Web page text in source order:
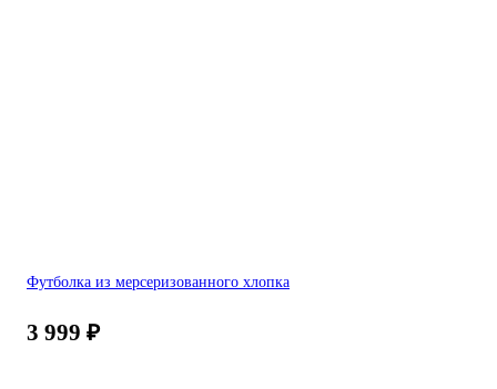
Футболка из мерсеризованного хлопка
3 999 ₽